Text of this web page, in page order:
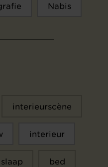
Nabis
interieurscène
interieur
slaap bed